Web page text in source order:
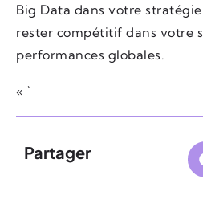
Big Data dans votre
rester compétitif dans votre
performances globales.
« `
Partager